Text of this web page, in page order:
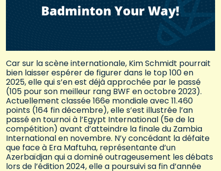
Car sur la scène internationale, Kim Schmidt pourrait
bien laisser espérer de figurer dans le top 100 en
2025, elle qui s’en est déjà approchée par le passé
(105 pour son meilleur rang BWF en octobre 2023).
Actuellement classée 166e mondiale avec 11.460
points (164 fin décembre), elle s’est illustrée l’an
passé en tournoi à l’Egypt International (5e de la
compétition) avant d’atteindre la finale du Zambia
International en novembre. N’y concédant la défaite
que face à Era Maftuha, représentante d’un
Azerbaïdjan qui a dominé outrageusement les débats
lors de l’édition 2024, elle a poursuivi sa fin d’année